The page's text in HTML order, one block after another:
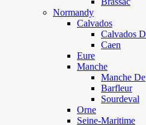
Normandy
Calvados
Calvados
Caen
Eure
Manche
Manche
Barfleur
Sourdeval
Orne
Seine-Maritime